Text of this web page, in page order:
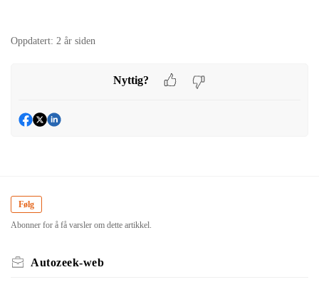
Oppdatert: 2 år siden
Nyttig?
Følg
Abonner for å få varsler om dette artikkel.
Autozeek-web